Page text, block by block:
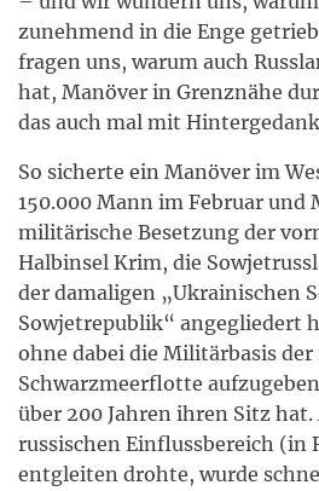
zunehmend in die Enge
fragen uns, warum auch
hat, Manöver in Grenznähe
das auch mal mit
So sicherte ein Manöver im
150.000 Mann im Februar und
militärische Besetzung der
Halbinsel Krim, die
der damaligen „Ukrainischen
Sowjetrepublik“ angegliedert
ohne dabei die Militärbasis der
Schwarzmeerflotte
über 200 Jahren ihren Sitz hat.
russischen Einflussbereich (in
entgleiten drohte, wurde